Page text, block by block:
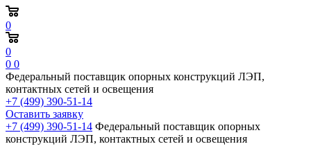
0
0
0 0
Федеральный поставщик опорных конструкций ЛЭП,
контактных сетей и освещения
+7 (499) 390-51-14
Оставить заявку
+7 (499) 390-51-14 Федеральный поставщик опорных
конструкций ЛЭП, контактных сетей и освещения